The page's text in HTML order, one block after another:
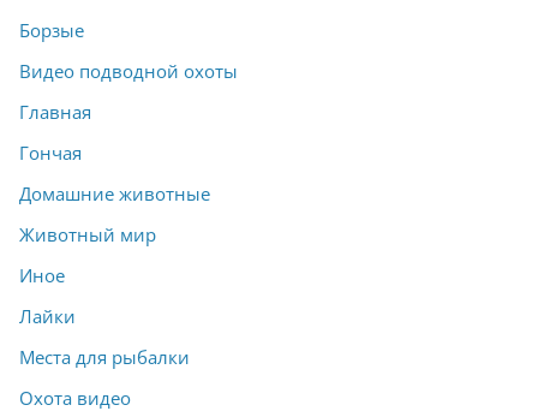
Борзые
Видео подводной охоты
Главная
Гончая
Домашние животные
Животный мир
Иное
Лайки
Места для рыбалки
Охота видео